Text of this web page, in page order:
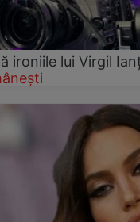
ironiile lui Virgil